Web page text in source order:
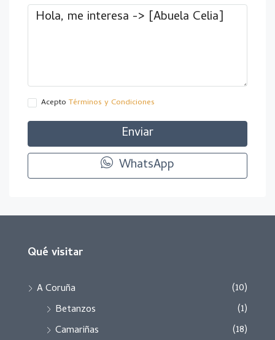
Acepto Términos y Condiciones
Enviar
WhatsApp
Qué visitar
A Coruña
(10)
Betanzos
(1)
Camariñas
(18)